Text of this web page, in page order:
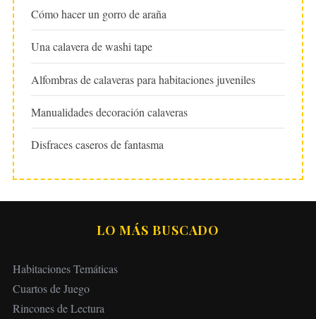
Cómo hacer un gorro de araña
Una calavera de washi tape
Alfombras de calaveras para habitaciones juveniles
Manualidades decoración calaveras
Disfraces caseros de fantasma
LO MÁS BUSCADO
Habitaciones Temáticas
Cuartos de Juego
Rincones de Lectura